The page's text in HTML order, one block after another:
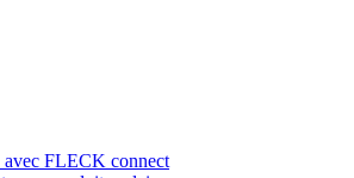
FLECK connect